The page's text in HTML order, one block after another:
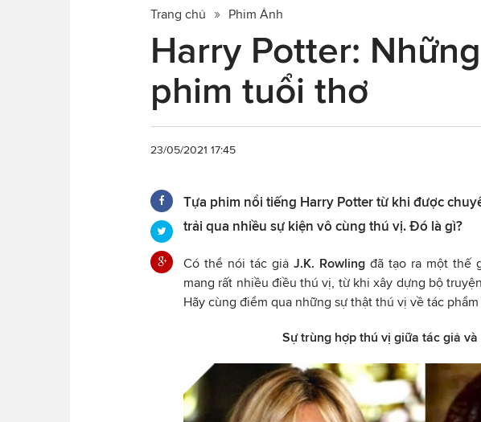
Trang chủ Phim Ảnh
Harry Potter:
phim tuổi thơ
23/05/2021 17:45
Tựa phim nổi tiếng Harry Potter từ khi được
trải qua nhiều sự kiện vô cùng thú vị. Đó là gì?
Có thể nói tác giả J.K. Rowling đã tạo ra một thế
mang rất nhiều điều thú vị, từ khi xây dựng bộ
Hãy cùng điểm qua những sự thật thú vị về tác
Sự trùng hợp thú vị giữa tác giả